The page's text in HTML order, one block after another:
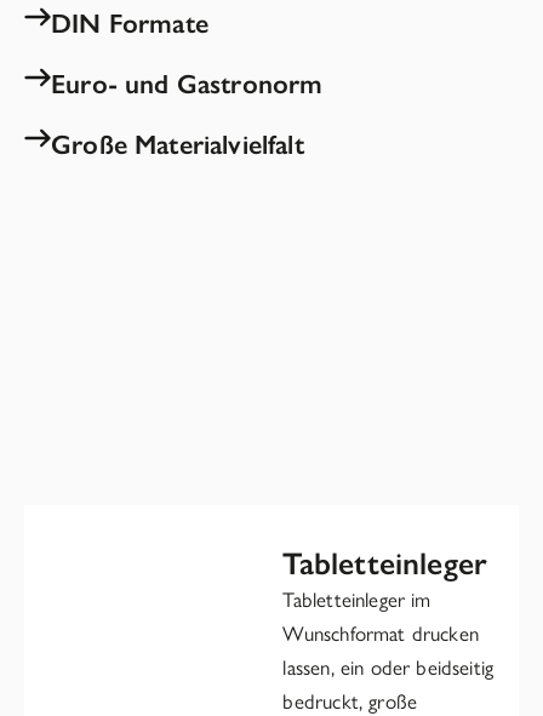
DIN Formate
Euro- und Gastronorm
Große Materialvielfalt
Tabletteinleger
Tabletteinleger im
Wunschformat drucken
lassen, ein oder beidseitig
bedruckt, große